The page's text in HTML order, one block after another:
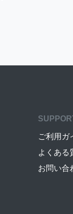
ご利用ガ
よくある
お問い合